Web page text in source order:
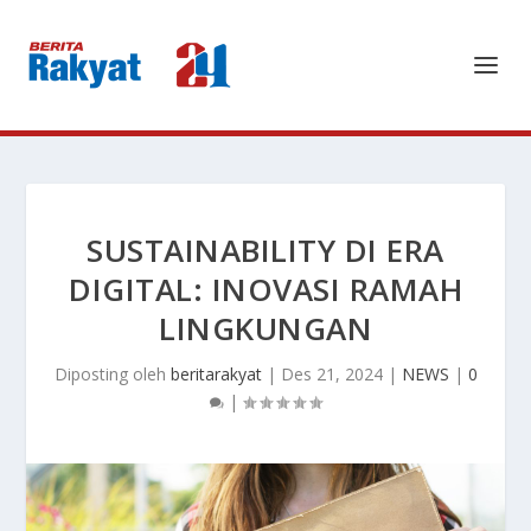
SUSTAINABILITY DI ERA
DIGITAL: INOVASI RAMAH
LINGKUNGAN
Diposting oleh beritarakyat| Des 21, 2024| NEWS | 0
|